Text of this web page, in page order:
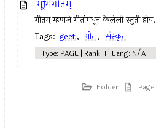
भूमिगीतम्
गीतम् म्हणजे गीतांमधून केलेली स्तुती होय.
Tags: geet, गीत, संस्कृत
Type: PAGE | Rank: 1 | Lang: N/A
Folder Page